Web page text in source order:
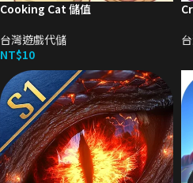
Cooking Cat 儲值
台灣遊戲代儲
NT$10